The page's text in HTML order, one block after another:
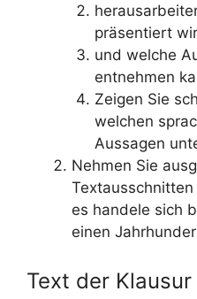
präsentiert
und welche
entnehmen
Zeigen Sie
welchen
Aussagen
Nehmen Sie
es handele sich
einen
Text der